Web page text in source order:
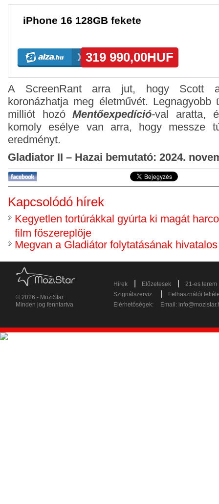
A ScreenRant arra jut, hogy
koronázhatja meg életművét.
milliót hozóMentőexpedíció-val aratta,
komoly esélye van arra, hogy messze
eredményt.
Gladiator II – Hazai bemutató: 2024.
Kapcsolódó hírek
Kegyetlen tortúrákkal gyúrta ki magát
film főszereplője
Megvan a Gladiátor folytatásának
© 2026 - MoziStar.
Minden jog fenntartva
Hírek Előzetesek
21-es terem
Szignálszerviz
Felhasználói
Elérhetőségek:
Email: